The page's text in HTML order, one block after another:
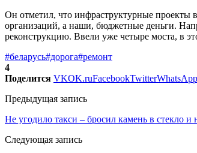
Он отметил, что инфраструктурные проекты
организаций, а наши, бюджетные деньги.
реконструкцию. Ввели уже четыре моста, в
#беларусь#дорога#ремонт
4
Поделится VKOK.ruFacebookTwitterWhatsApp
Предыдущая запись
Не угодило такси – бросил камень в стекло
Следующая запись